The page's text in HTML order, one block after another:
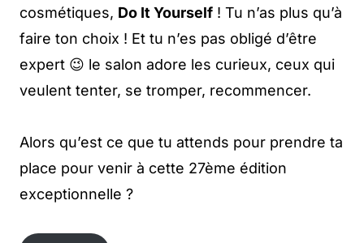
cosmétiques, Do It Yourself ! Tu n’as plus qu’à
faire ton choix ! Et tu n’es pas obligé d’être
expert 😉 le salon adore les curieux, ceux qui
veulent tenter, se tromper, recommencer.
Alors qu’est ce que tu attends pour prendre ta
place pour venir à cette 27ème édition
exceptionnelle ?